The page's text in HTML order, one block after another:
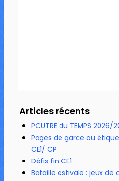
Articles récents
POUTRE du TEMPS
Pages de garde ou
CE1/ CP
Défis fin CE1
Bataille estivale : jeux de